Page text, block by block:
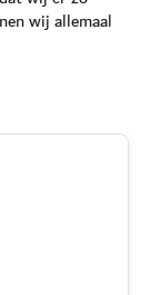
wij allemaal